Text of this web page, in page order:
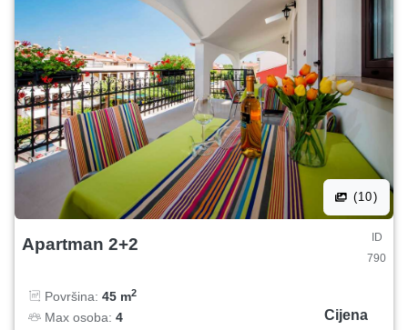
(10)
Apartman 2+2
ID
790
Površina: 45 m2
Max osoba: 4
Cijena